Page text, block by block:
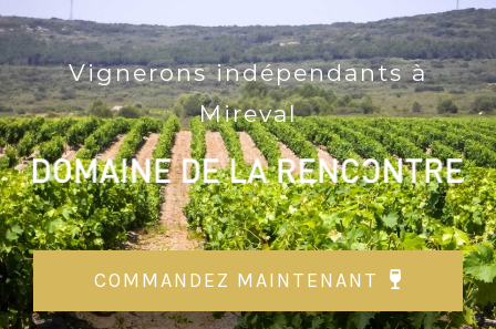
Vignerons indépendants à
Mireval
COMMANDEZ MAINTENANT